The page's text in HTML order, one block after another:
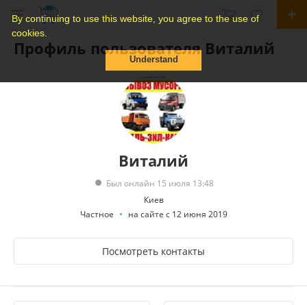
By continuing to use this website, you agree to the use of
cookies.
Understand
Профиль пользователя Виталий
Виталий
Был онлайн 15 июля 13:48
Киев
Частное
на сайте с 12 июня 2019
Посмотреть контакты